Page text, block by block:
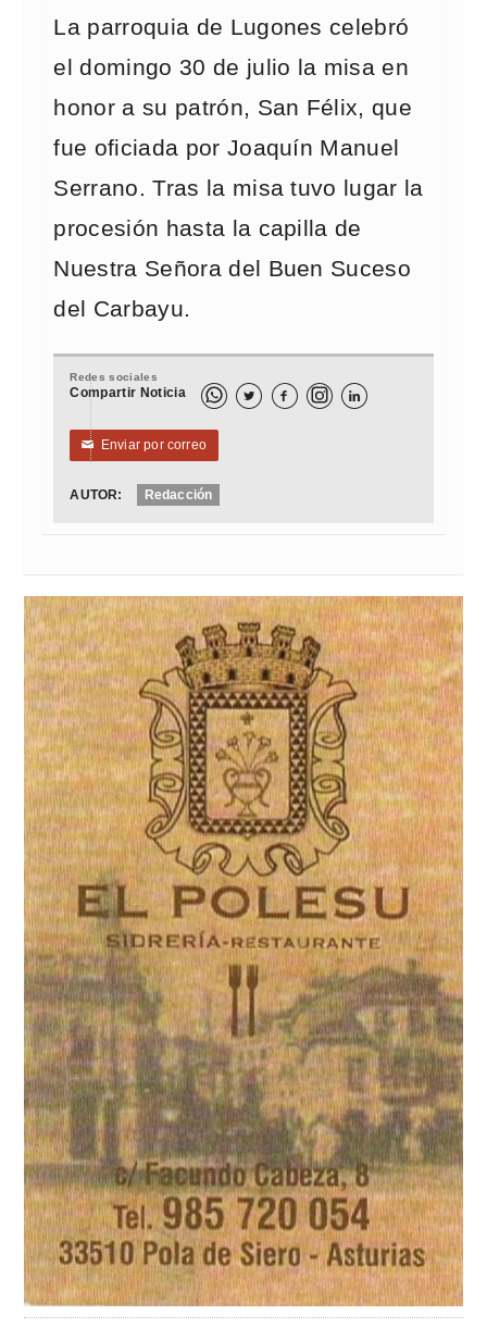
La parroquia de Lugones celebró
el domingo 30 de julio la misa en
honor a su patrón, San Félix, que
fue oficiada por Joaquín Manuel
Serrano. Tras la misa tuvo lugar la
procesión hasta la capilla de
Nuestra Señora del Buen Suceso
del Carbayu.
Redes sociales
Compartir Noticia   
✉ Enviar por correo
AUTOR: Redacción